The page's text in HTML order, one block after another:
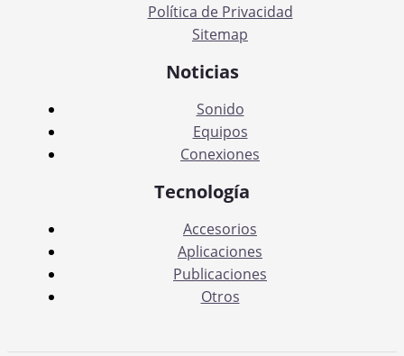
Política de Privacidad
Sitemap
Noticias
Sonido
Equipos
Conexiones
Tecnología
Accesorios
Aplicaciones
Publicaciones
Otros